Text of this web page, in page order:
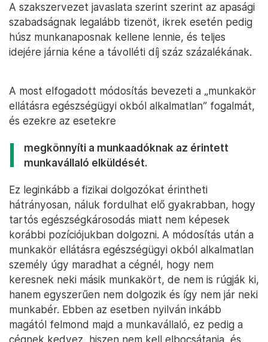
A szakszervezet javaslata szerint szerint az apasági
szabadságnak legalább tizenöt, ikrek esetén pedig
húsz munkanaposnak kellene lennie, és teljes
idejére járnia kéne a távolléti díj száz százalékának.
A most elfogadott módosítás bevezeti a „munkakör
ellátásra egészségügyi okból alkalmatlan” fogalmát,
és ezekre az esetekre
megkönnyíti a munkaadóknak az érintett
munkavállaló elküldését.
Ez leginkább a fizikai dolgozókat érintheti
hátrányosan, náluk fordulhat elő gyakrabban, hogy
tartós egészségkárosodás miatt nem képesek
korábbi pozíciójukban dolgozni. A módosítás után a
munkakör ellátásra egészségügyi okból alkalmatlan
személy úgy maradhat a cégnél, hogy nem
keresnek neki másik munkakört, de nem is rúgják ki,
hanem egyszerűen nem dolgozik és így nem jár neki
munkabér. Ebben az esetben nyilván inkább
magától felmond majd a munkavállaló, ez pedig a
cégnek kedvez, hiszen nem kell elbocsátania, és